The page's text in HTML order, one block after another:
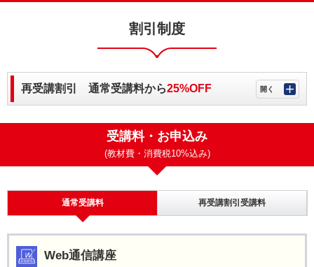
割引制度
再受講割引 通常受講料から25%OFF
受講料・お申込み
(教材費・消費税10%込み)
通常受講料 再受講割引受講料
Web通信講座